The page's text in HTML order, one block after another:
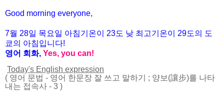
Good morning everyone,
7월 28일 목요일 아침기온이 23도 낮 최고기온이 29도의 도
쿄의 아침입니다!
영어 회화, Yes, you can!
Today's English expression
( 영어 문법 - 영어 한문장 잘 쓰고 말하기
; 양보(讓步)를 나타
내는 접속사 - 3 )